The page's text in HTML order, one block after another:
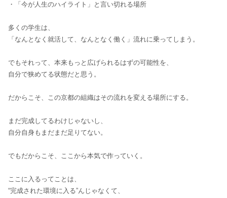
・「今が人生のハイライト」と言い切れる場所
多くの学生は、
「なんとなく就活して、なんとなく働く」流れに乗ってしまう。
でもそれって、本来もっと広げられるはずの可能性を、
自分で狭めてる状態だと思う。
だからこそ、この京都の組織はその流れを変える場所にする。
まだ完成してるわけじゃないし、
自分自身もまだまだ足りてない。
でもだからこそ、ここから本気で作っていく。
ここに入るってことは、
“完成された環境に入る”んじゃなくて、